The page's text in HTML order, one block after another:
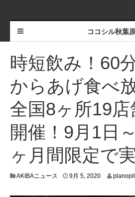
ココシル秋葉
時短飲み！60
からあげ食べ
全国8ヶ所19
開催！9月1日
ヶ月間限定で実
AKIBAニュース 9月 5, 20208